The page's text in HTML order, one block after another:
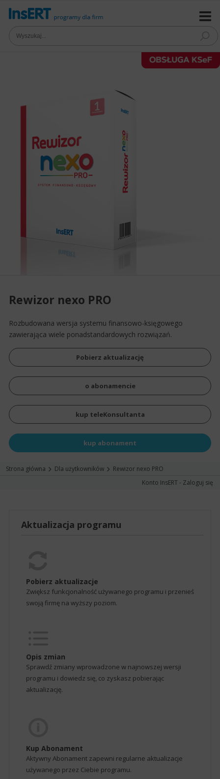
Rewizor nexo PRO
Rozbudowana wersja systemu finansowo-księgowego
zawierająca wiele ponadstandardowych rozwiązań.
Pobierz aktualizację
o abonamencie
kup teleKonsultanta
kup abonament
Strona główna Dla użytkowników
Rewizor nexo PRO
Konto InsERT - Zaloguj się
Aktualizacja programu
Pobierz aktualizacje
Zwiększ funkcjonalność używanego programu i przenieś
swoją firmę na wyższy poziom.
Opis zmian
Sprawdź zmiany wprowadzone w najnowszej wersji
programu i dowiedz się, co zyskasz pobierając
aktualizację.
Kup Abonament
Aktywny Abonament zapewni regularne aktualizacje
używanego przez Ciebie programu.